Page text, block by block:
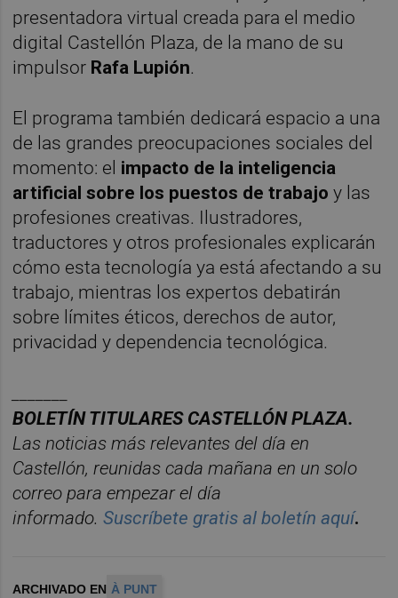
presentadora virtual creada para el medio
digital Castellón Plaza, de la mano de su
impulsor Rafa Lupión.
El programa también dedicará espacio a una
de las grandes preocupaciones sociales del
momento: el impacto de la inteligencia
artificial sobre los puestos de trabajoy las
profesiones creativas. Ilustradores,
traductores y otros profesionales explicarán
cómo esta tecnología ya está afectando a su
trabajo, mientras los expertos debatirán
sobre límites éticos, derechos de autor,
privacidad y dependencia tecnológica.
BOLETÍN TITULARES CASTELLÓN PLAZA.
Las noticias más relevantes del día en
Castellón, reunidas cada mañana en un solo
correo para empezar el día
informado. Suscríbete gratis al boletín aquí.
ARCHIVADO EN À PUNT